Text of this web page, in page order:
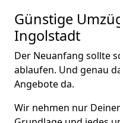
Günstige
Ingolstadt
Der Neuanfang sollte
ablaufen. Und genau
Angebote da.
Wir nehmen nur